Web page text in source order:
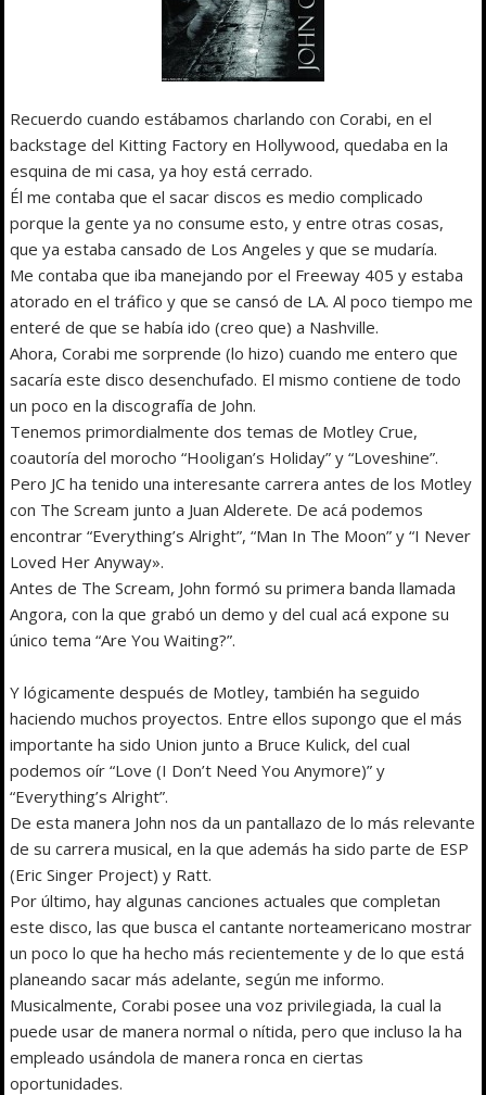
Recuerdo cuando estábamos charlando con Corabi, en el
backstage del Kitting Factory en Hollywood, quedaba en la
esquina de mi casa, ya hoy está cerrado.
Él me contaba que el sacar discos es medio complicado
porque la gente ya no consume esto, y entre otras cosas,
que ya estaba cansado de Los Angeles y que se mudaría.
Me contaba que iba manejando por el Freeway 405 y estaba
atorado en el tráfico y que se cansó de LA. Al poco tiempo me
enteré de que se había ido (creo que) a Nashville.
Ahora, Corabi me sorprende (lo hizo) cuando me entero que
sacaría este disco desenchufado. El mismo contiene de todo
un poco en la discografía de John.
Tenemos primordialmente dos temas de Motley Crue,
coautoría del morocho “Hooligan’s Holiday” y “Loveshine”.
Pero JC ha tenido una interesante carrera antes de los Motley
con The Scream junto a Juan Alderete. De acá podemos
encontrar “Everything’s Alright”, “Man In The Moon” y “I Never
Loved Her Anyway».
Antes de The Scream, John formó su primera banda llamada
Angora, con la que grabó un demo y del cual acá expone su
único tema “Are You Waiting?”.
Y lógicamente después de Motley, también ha seguido
haciendo muchos proyectos. Entre ellos supongo que el más
importante ha sido Union junto a Bruce Kulick, del cual
podemos oír “Love (I Don’t Need You Anymore)” y
“Everything’s Alright”.
De esta manera John nos da un pantallazo de lo más relevante
de su carrera musical, en la que además ha sido parte de ESP
(Eric Singer Project) y Ratt.
Por último, hay algunas canciones actuales que completan
este disco, las que busca el cantante norteamericano mostrar
un poco lo que ha hecho más recientemente y de lo que está
planeando sacar más adelante, según me informo.
Musicalmente, Corabi posee una voz privilegiada, la cual la
puede usar de manera normal o nítida, pero que incluso la ha
empleado usándola de manera ronca en ciertas
oportunidades.